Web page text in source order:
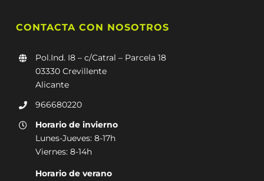
CONTACTA CON NOSOTROS
Pol.Ind. I8 – c/Catral – Parcela 18
03330 Crevillente
Alicante
966680220
Horario de invierno
Lunes-Jueves: 8-17h
Viernes: 8-14h
Horario de verano